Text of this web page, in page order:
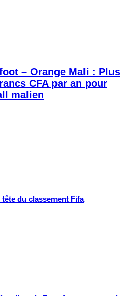
– Orange Mali : Plus
CFA par an pour
malien
du classement Fifa